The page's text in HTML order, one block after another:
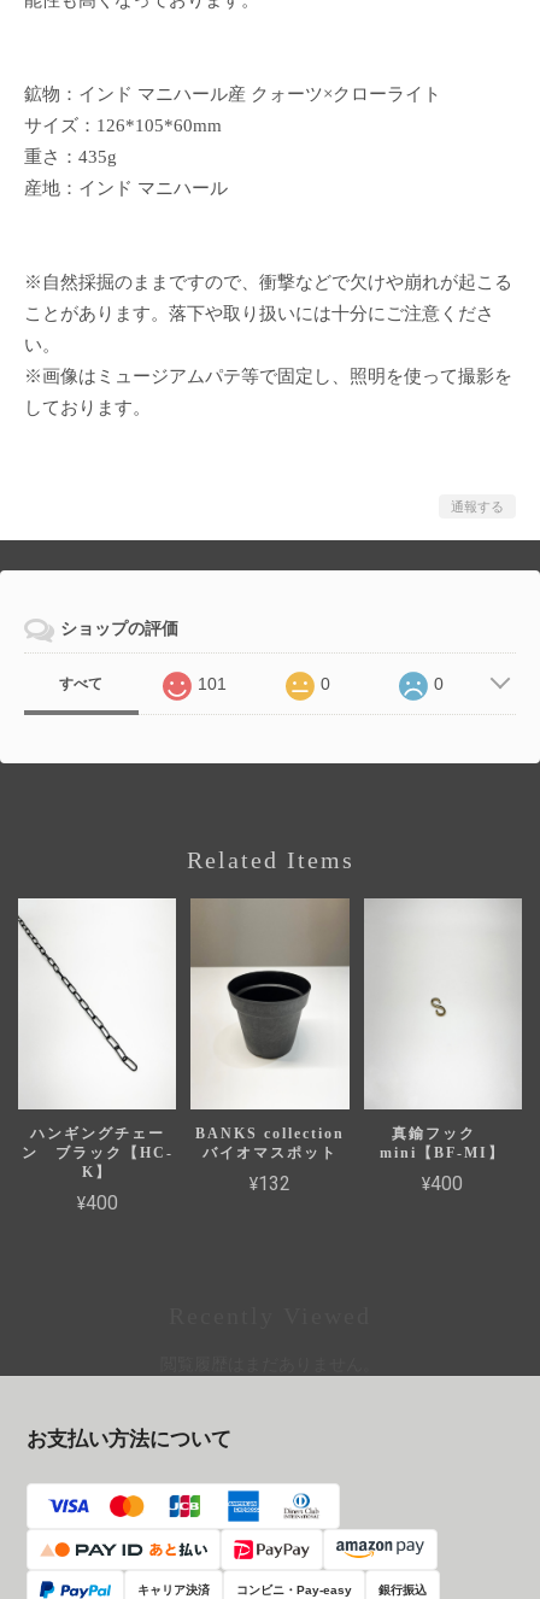
鉱物：インド マニハール産 クォーツ×クローライト
サイズ：126*105*60mm
重さ：435g
産地：インド マニハール
※自然採掘のままですので、衝撃などで欠けや崩れが起こる
ことがあります。落下や取り扱いには十分にご注意くださ
い。
※画像はミュージアムパテ等で固定し、照明を使って撮影を
しております。
通報する
ショップの評価
すべて 101 0 0
Related Items
ハンギングチェー
ン ブラック【HC-
K】
¥400
BANKS collection
バイオマスポット
¥132
真鍮フック
mini【BF-MI】
¥400
お支払い方法について
キャリア決済 コンビニ・Pay-easy 銀行振込